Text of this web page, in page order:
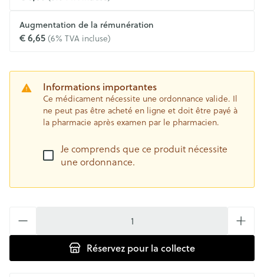
Augmentation de la rémunération
€ 6,65 (6% TVA incluse)
Informations importantes
Ce médicament nécessite une ordonnance valide. Il
ne peut pas être acheté en ligne et doit être payé à
la pharmacie après examen par le pharmacien.
Je comprends que ce produit nécessite
une ordonnance.
Réservez pour la collecte